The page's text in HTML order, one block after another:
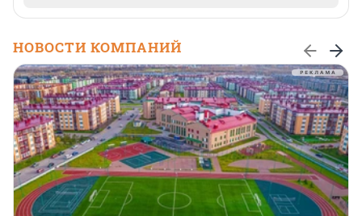
НОВОСТИ КОМПАНИЙ